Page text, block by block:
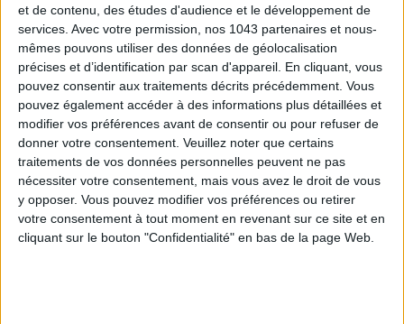
et de contenu, des études d'audience et le développement de
services. Avec votre permission, nos 1043 partenaires et nous-
mêmes pouvons utiliser des données de géolocalisation
précises et d’identification par scan d'appareil. En cliquant, vous
pouvez consentir aux traitements décrits précédemment. Vous
pouvez également accéder à des informations plus détaillées et
modifier vos préférences avant de consentir ou pour refuser de
donner votre consentement. Veuillez noter que certains
traitements de vos données personnelles peuvent ne pas
nécessiter votre consentement, mais vous avez le droit de vous
y opposer. Vous pouvez modifier vos préférences ou retirer
votre consentement à tout moment en revenant sur ce site et en
cliquant sur le bouton "Confidentialité" en bas de la page Web.
ADOPT PARFUMS RÉVOLUTIONNE LA PARFUMERIE MADE IN FRANCE À PETIT PRIX